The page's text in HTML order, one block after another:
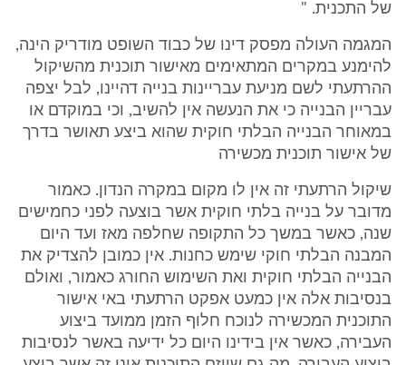
של התכנית. "
המגמה העולה מפסק דינו של כבוד השופט מודריק הינה,
להימנע במקרים המתאימים מאישור תוכנית מהשיקול
ההרתעתי לשם מניעת עבריינות בנייה דהיינו, לבל יצפה
עבריין הבנייה כי את הנעשה אין להשיב, וכי במוקדם או
במאוחר הבנייה הבלתי חוקית שהוא ביצע תאושר בדרך
של אישור תוכנית מכשירה
שיקול הרתעתי זה אין לו מקום במקרה הנדון. כאמור
מדובר על בנייה בלתי חוקית אשר בוצעה לפני כחמישים
שנה, כאשר במשך כל התקופה שחלפה מאז ועד היום
המבנה הבלתי חוקי שימש כחנות. אין כמובן להצדיק את
הבנייה הבלתי חוקית ואת השימוש החורג כאמור, ואולם
בנסיבות אלה אין כמעט אפקט הרתעתי באי אישור
התוכנית המכשירה לנוכח חלוף הזמן ממועד ביצוע
העבירה, כאשר אין בידינו היום כל ידיעה באשר לנסיבות